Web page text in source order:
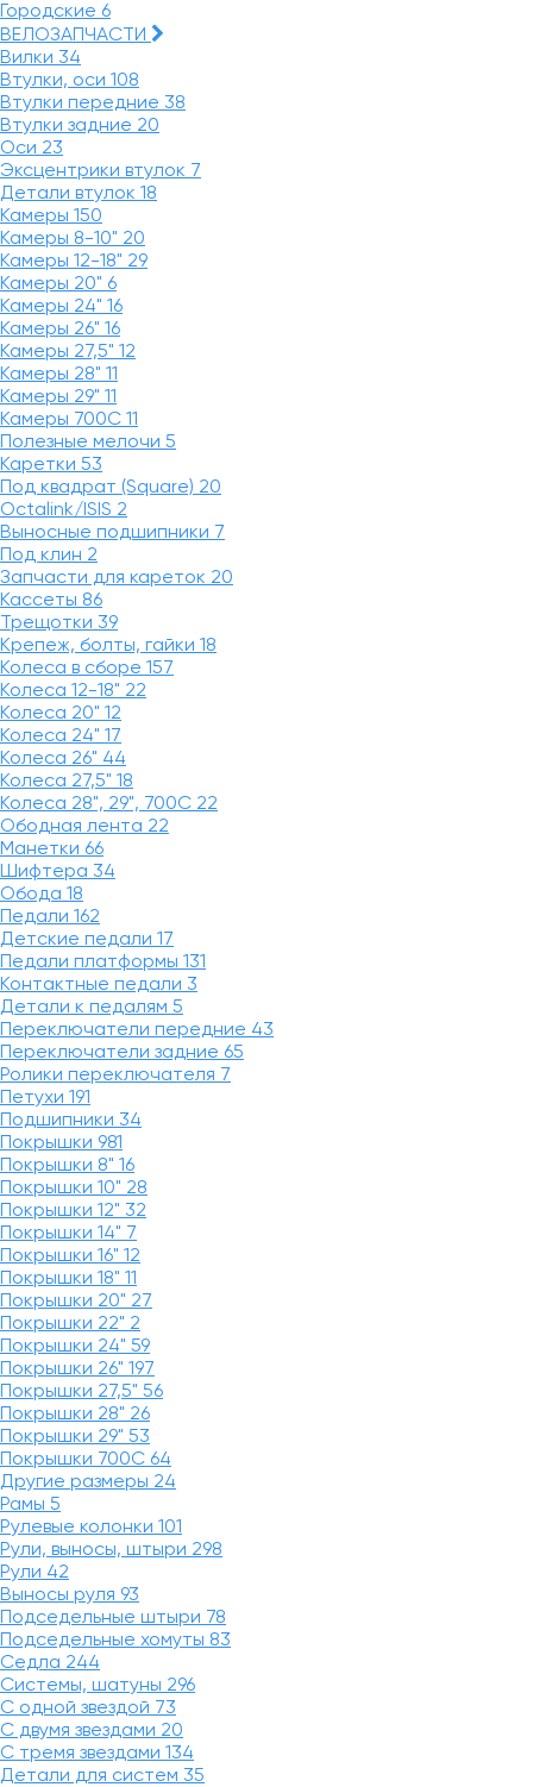
Городские 6
ВЕЛОЗАПЧАСТИ
Вилки 34
Втулки, оси 108
Втулки передние 38
Втулки задние 20
Оси 23
Эксцентрики втулок 7
Детали втулок 18
Камеры 150
Камеры 8-10" 20
Камеры 12-18" 29
Камеры 20" 6
Камеры 24" 16
Камеры 26" 16
Камеры 27,5" 12
Камеры 28" 11
Камеры 29" 11
Камеры 700C 11
Полезные мелочи 5
Каретки 53
Под квадрат (Square) 20
Octalink/ISIS 2
Выносные подшипники 7
Под клин 2
Запчасти для кареток 20
Кассеты 86
Трещотки 39
Крепеж, болты, гайки 18
Колеса в сборе 157
Колеса 12-18" 22
Колеса 20" 12
Колеса 24" 17
Колеса 26" 44
Колеса 27,5" 18
Колеса 28", 29", 700С 22
Ободная лента 22
Манетки 66
Шифтера 34
Обода 18
Педали 162
Детские педали 17
Педали платформы 131
Контактные педали 3
Детали к педалям 5
Переключатели передние 43
Переключатели задние 65
Ролики переключателя 7
Петухи 191
Подшипники 34
Покрышки 981
Покрышки 8" 16
Покрышки 10" 28
Покрышки 12" 32
Покрышки 14" 7
Покрышки 16" 12
Покрышки 18" 11
Покрышки 20" 27
Покрышки 22" 2
Покрышки 24" 59
Покрышки 26" 197
Покрышки 27,5" 56
Покрышки 28" 26
Покрышки 29" 53
Покрышки 700C 64
Другие размеры 24
Рамы 5
Рулевые колонки 101
Рули, выносы, штыри 298
Рули 42
Выносы руля 93
Подседельные штыри 78
Подседельные хомуты 83
Седла 244
Системы, шатуны 296
С одной звездой 73
С двумя звездами 20
С тремя звездами 134
Детали для систем 35